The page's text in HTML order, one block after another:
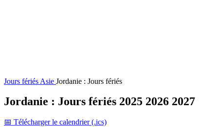
Jours fériés Asie Jordanie : Jours fériés
Jordanie : Jours fériés 2025 2026 2027
📅 Télécharger le calendrier (.ics)